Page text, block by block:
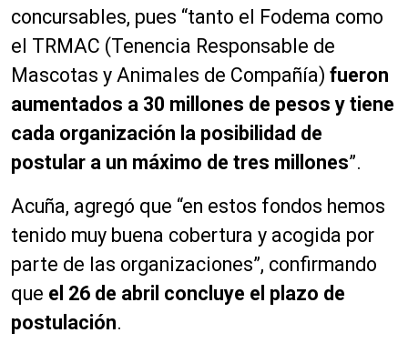
concursables, pues “tanto el Fodema como
el TRMAC (Tenencia Responsable de
Mascotas y Animales de Compañía) fueron
aumentados a 30 millones de pesos y tiene
cada organización la posibilidad de
postular a un máximo de tres millones”.
Acuña, agregó que “en estos fondos hemos
tenido muy buena cobertura y acogida por
parte de las organizaciones”, confirmando
que el 26 de abril concluye el plazo de
postulación.